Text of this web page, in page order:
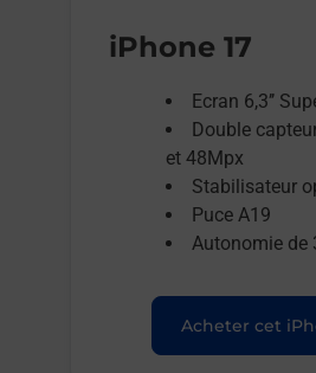
iPhone 17
Ecran 6,3’’
Double
et 48Mpx
Stabilisateur
Puce A19
Autonomie de
Acheter cet